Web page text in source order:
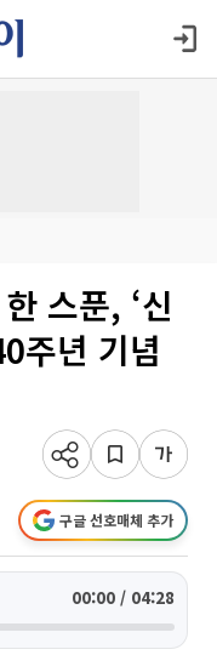
스푼, ‘신
주년 기념
구글 선호매체 추가
00:00 / 04:28